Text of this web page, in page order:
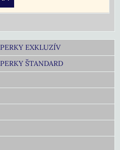
EXKLUZÍV
ŠTANDARD